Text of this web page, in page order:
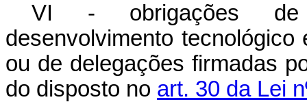
VI - obrigações de
desenvolvimento
ou de delegações firmadas
do disposto no art. 30 da Lei